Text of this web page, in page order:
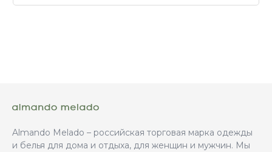
Almando Melado – российская торговая марка одежды
и белья для дома и отдыха, для женщин и мужчин. Мы